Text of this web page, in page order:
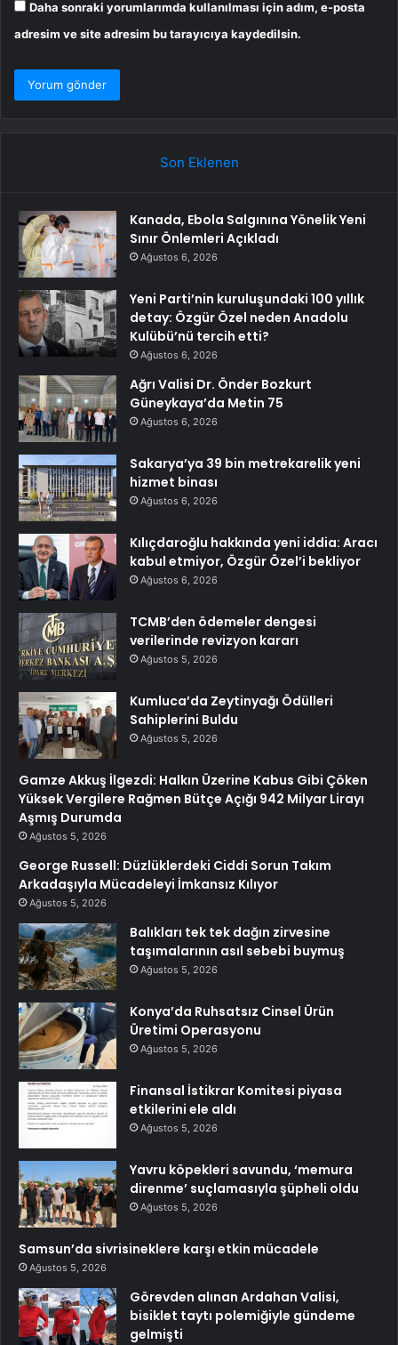
Daha sonraki yorumlarımda kullanılması için adım, e-posta
adresim ve site adresim bu tarayıcıya kaydedilsin.
Son Eklenen
Kanada, Ebola Salgınına Yönelik Yeni
Sınır Önlemleri Açıkladı
Ağustos 6, 2026
Yeni Parti’nin kuruluşundaki 100 yıllık
detay: Özgür Özel neden Anadolu
Kulübü’nü tercih etti?
Ağustos 6, 2026
Ağrı Valisi Dr. Önder Bozkurt
Güneykaya’da Metin 75
Ağustos 6, 2026
Sakarya’ya 39 bin metrekarelik yeni
hizmet binası
Ağustos 6, 2026
Kılıçdaroğlu hakkında yeni iddia: Aracı
kabul etmiyor, Özgür Özel’i bekliyor
Ağustos 6, 2026
TCMB’den ödemeler dengesi
verilerinde revizyon kararı
Ağustos 5, 2026
Kumluca’da Zeytinyağı Ödülleri
Sahiplerini Buldu
Ağustos 5, 2026
Gamze Akkuş İlgezdi: Halkın Üzerine Kabus Gibi Çöken
Yüksek Vergilere Rağmen Bütçe Açığı 942 Milyar Lirayı
Aşmış Durumda
Ağustos 5, 2026
George Russell: Düzlüklerdeki Ciddi Sorun Takım
Arkadaşıyla Mücadeleyi İmkansız Kılıyor
Ağustos 5, 2026
Balıkları tek tek dağın zirvesine
taşımalarının asıl sebebi buymuş
Ağustos 5, 2026
Konya’da Ruhsatsız Cinsel Ürün
Üretimi Operasyonu
Ağustos 5, 2026
Finansal İstikrar Komitesi piyasa
etkilerini ele aldı
Ağustos 5, 2026
Yavru köpekleri savundu, ‘memura
direnme’ suçlamasıyla şüpheli oldu
Ağustos 5, 2026
Samsun’da sivrisineklere karşı etkin mücadele
Ağustos 5, 2026
Görevden alınan Ardahan Valisi,
bisiklet taytı polemiğiyle gündeme
gelmişti